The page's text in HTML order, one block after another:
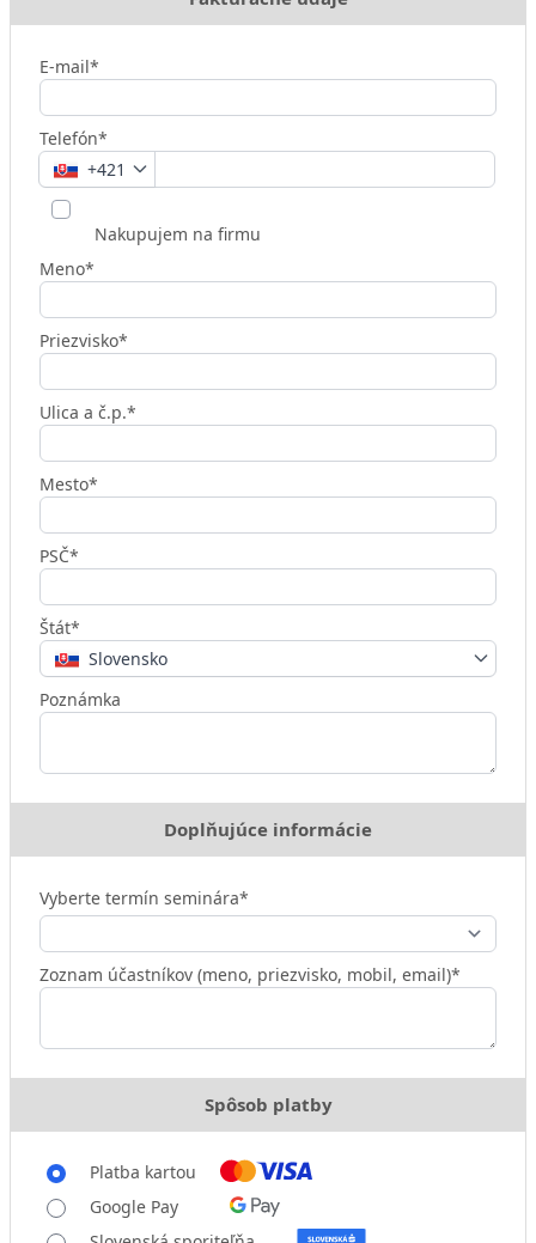
E-mail*
Telefón*
+421
Nakupujem na firmu
Meno*
Priezvisko*
Ulica a č.p.*
Mesto*
PSČ*
Štát*
Slovensko
Poznámka
Doplňujúce informácie
Vyberte termín seminára*
Zoznam účastníkov (meno, priezvisko, mobil, email)*
Spôsob platby
Platba kartou
Google Pay